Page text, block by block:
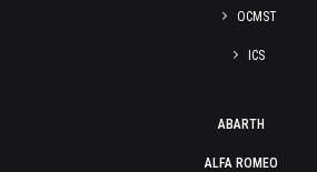
OCMST
ICS
ABARTH
ALFA ROMEO